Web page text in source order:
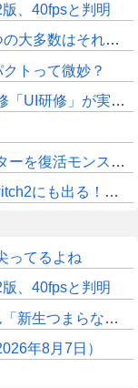
、40fpsと判明
だから聞く耳持つだけムダよ
トって微妙？
装まで進みました！
ーと呼ぶのはやめよう
い言葉ｗｗｗｗｗｗｗｗｗ
ってるよね
、40fpsと判明
普通に面白くてワロタｗｗ」
年8月7日）